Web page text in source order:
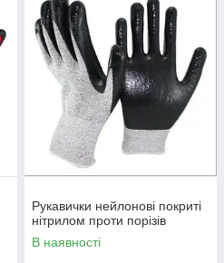
Рукавички нейлонові покриті
нітрилом проти порізів
В наявності